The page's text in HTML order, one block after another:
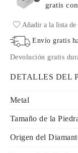
gratis
Añadir a la lista de
Envío gratis
Devolución gratis
DETALLES DEL
Metal
Tamaño de la
Origen del